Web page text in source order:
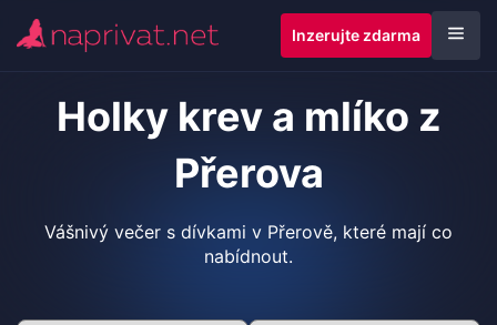
Inzerujte zdarma
Holky krev a mlíko z
Přerova
Vášnivý večer s dívkami v Přerově, které mají co
nabídnout.